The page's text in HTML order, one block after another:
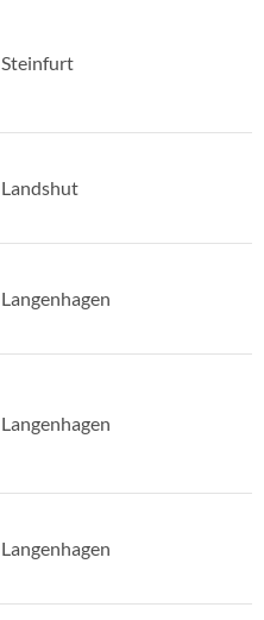
Steinfurt
Landshut
Langenhagen
Langenhagen
Langenhagen